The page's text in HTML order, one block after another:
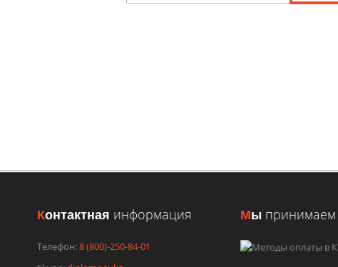
Контактная информация
Телефон:8 (800)-250-84-01
Мы принимаем